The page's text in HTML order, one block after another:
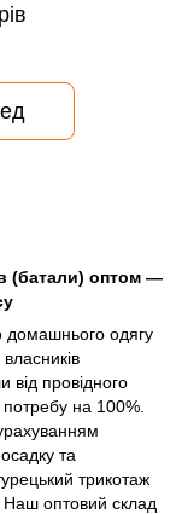
(батали) оптом —
домашнього одягу
від провідного
на 100%.
та
трикотаж
Наш оптовий склад